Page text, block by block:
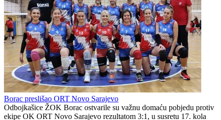
Paljanka, Nataša Pavlović najbolja poenterka prvenstva BiH
Gačanke preslišale Igman
Borac
0 0